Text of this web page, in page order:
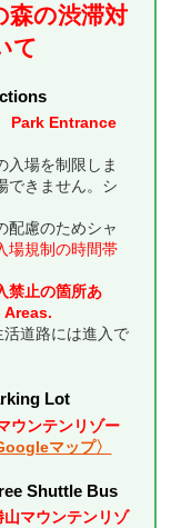
森の渋滞対
て
Park Entrance
入場を制限しま
できません。シ
配慮のためシャ
場規制の時間帯
禁止の箇所あ
道路には進入で
Lot
ウンテンリゾー
マップ〉
Shuttle Bus
マウンテンリゾ